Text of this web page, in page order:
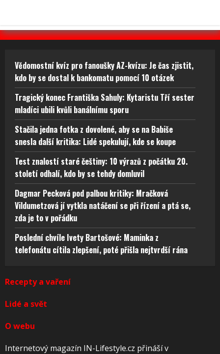
Vědomostní kvíz pro fanoušky AZ-kvízu: Je čas zjistit,
kdo by se dostal k bankomatu pomocí 10 otázek
Tragický konec Františka Sahuly: Kytaristu Tří sester
mladíci ubili kvůli banálnímu sporu
Stačila jedna fotka z dovolené, aby se na Babiše
snesla další kritika: Lidé spekulují, kde se koupe
Test znalostí staré češtiny: 10 výrazů z počátku 20.
století odhalí, kdo by se tehdy domluvil
Dagmar Pecková pod palbou kritiky: Mračková
Vildumetzová jí vytkla natáčení se při řízení a ptá se,
zda je to v pořádku
Poslední chvíle Ivety Bartošové: Maminka z
telefonátu cítila zlepšení, poté přišla nejtvrdší rána
Recepty a vaření
Lidé a svět
O webu
Internetový magazín IN-Lifestyle.cz přináší v